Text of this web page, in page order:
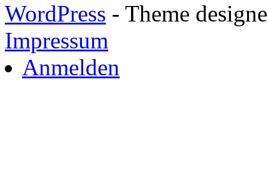
WordPress - Theme
Impressum
Anmelden